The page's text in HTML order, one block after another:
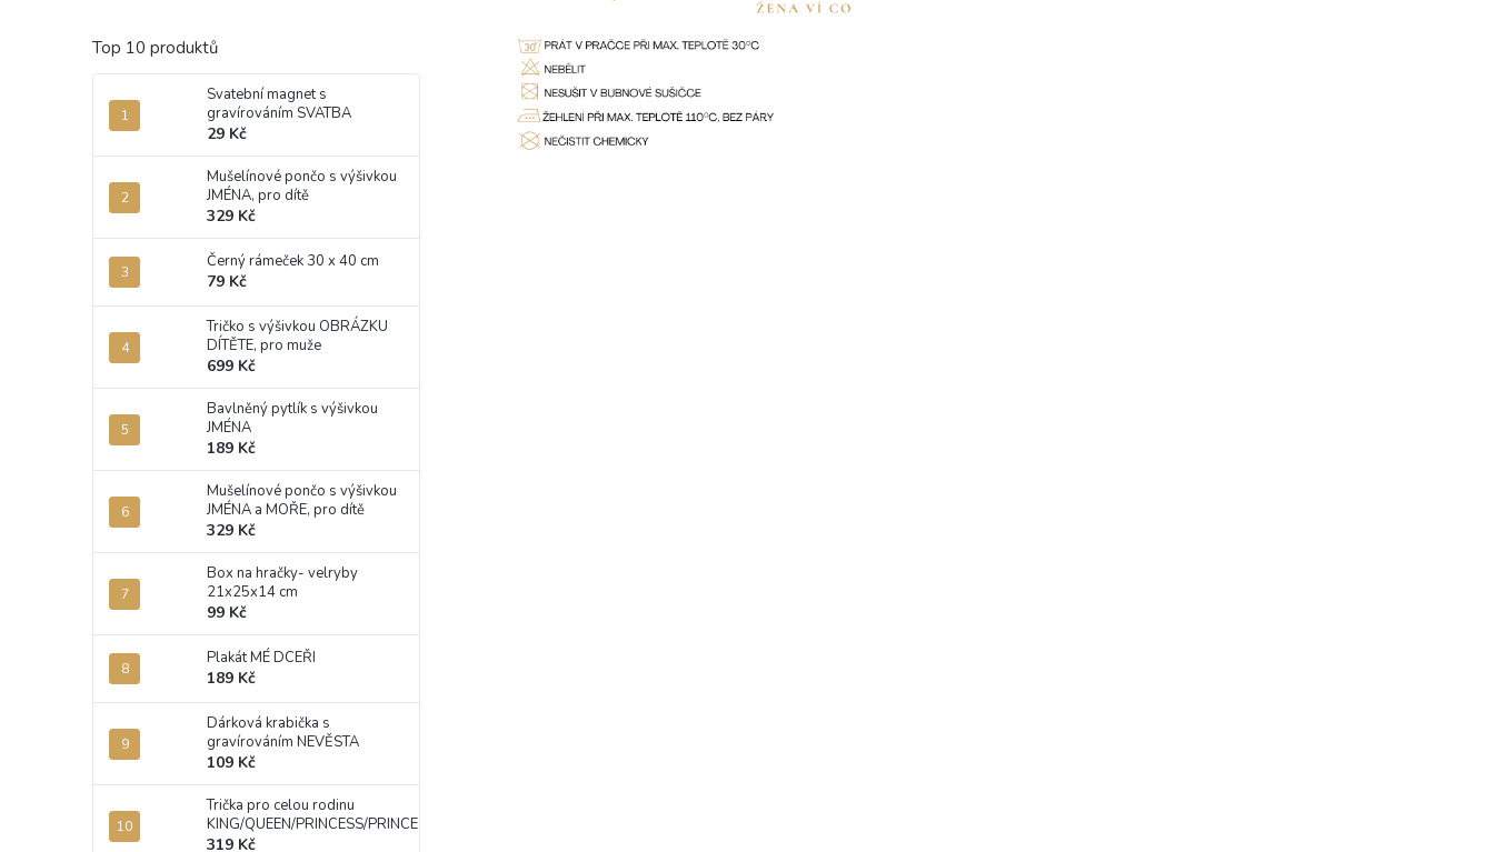
Top 10 produktů
Svatební magnet s
gravírováním SVATBA
29 Kč
Mušelínové pončo s výšivkou
JMÉNA, pro dítě
329 Kč
Černý rámeček 30 x 40 cm
79 Kč
Tričko s výšivkou OBRÁZKU
DÍTĚTE, pro muže
699 Kč
Bavlněný pytlík s výšivkou
JMÉNA
189 Kč
Mušelínové pončo s výšivkou
JMÉNA a MOŘE, pro dítě
329 Kč
Box na hračky- velryby
21x25x14 cm
99 Kč
Plakát MÉ DCEŘI
189 Kč
Dárková krabička s
gravírováním NEVĚSTA
109 Kč
Trička pro celou rodinu
KING/QUEEN/PRINCESS/PRINCE
319 Kč